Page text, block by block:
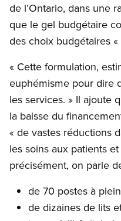
de l’Ontario, dans une
que le gel budgétaire
des choix budgétaires
« Cette formulation,
euphémisme pour dire
les services. » Il ajoute
la baisse du
« de vastes réductions
les soins aux patients
précisément, on parle
de 70 postes à
de dizaines de lits